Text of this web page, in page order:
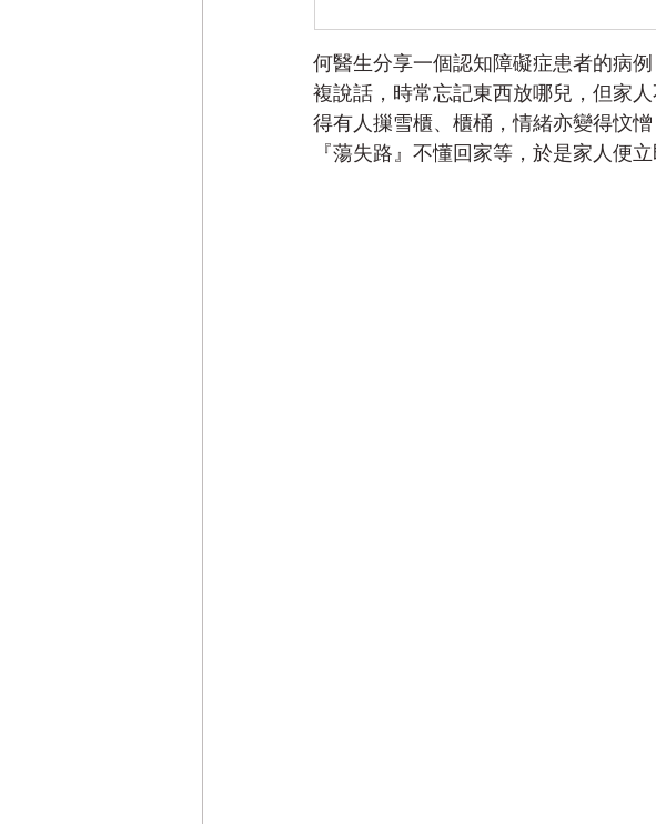
何醫生分享一個認知障礙症患者的病
複說話，時常忘記東西放哪兒，但家
得有人摷雪櫃、櫃桶，情緒亦變得忟
『蕩失路』不懂回家等，於是家人便